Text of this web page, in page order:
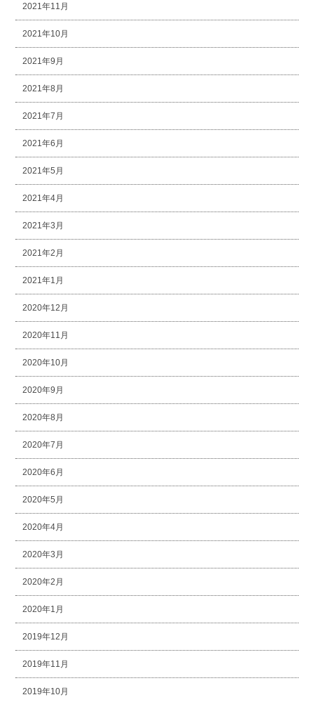
2021年11月
2021年10月
2021年9月
2021年8月
2021年7月
2021年6月
2021年5月
2021年4月
2021年3月
2021年2月
2021年1月
2020年12月
2020年11月
2020年10月
2020年9月
2020年8月
2020年7月
2020年6月
2020年5月
2020年4月
2020年3月
2020年2月
2020年1月
2019年12月
2019年11月
2019年10月